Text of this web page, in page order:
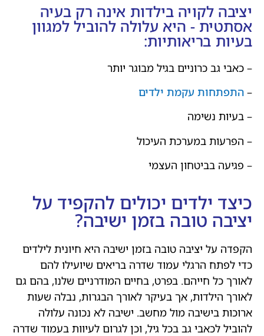
יציבה לקויה בילדות אינה רק בעיה
אסתטית - היא עלולה להוביל למגוון
בעיות בריאותיות:
– כאבי גב כרוניים בגיל מבוגר יותר
– התפתחות עקמת ילדים
– בעיות נשימה
– הפרעות במערכת העיכול
– פגיעה בביטחון העצמי
כיצד ילדים יכולים להקפיד על
יציבה טובה בזמן ישיבה?
הקפדה על יציבה טובה בזמן ישיבה היא חיונית לילדים
כדי לפתח הרגלי עמוד שדרה בריאים שיועילו להם
לאורך כל חייהם. בפרט, בחיים המודרניים שלנו, בהם גם
לאורך הילדות, אך בעיקר לאורך הבגרות, נבלה שעות
ארוכות בישיבה מול מחשב. ישיבה לא נכונה עלולה
להוביל לכאבי גב בכל גיל, וכן לגרום לעיוות בעמוד שדרה